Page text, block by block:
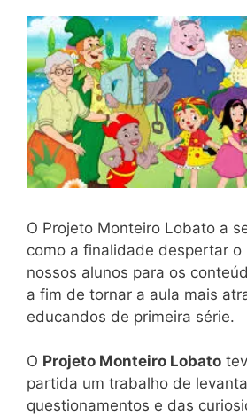
O Projeto Monteiro Lobato a
como a finalidade despertar o
nossos alunos para os
a fim de tornar a aula mais
educandos de primeira série.
O Projeto Monteiro Lobato
partida um trabalho de
questionamentos e das